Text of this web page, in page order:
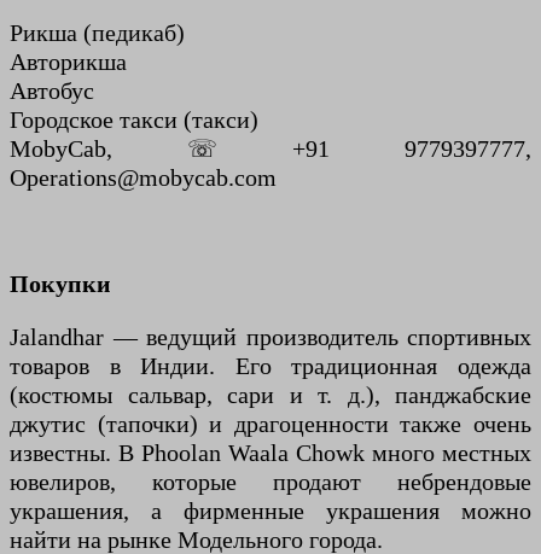
Рикша (педикаб)
Авторикша
Автобус
Городское такси (такси)
MobyCab, ☏ +91 9779397777,
Operations@mobycab.com
Покупки
Jalandhar — ведущий производитель спортивных
товаров в Индии. Его традиционная одежда
(костюмы сальвар, сари и т. д.), панджабские
джутис (тапочки) и драгоценности также очень
известны. В Phoolan Waala Chowk много местных
ювелиров, которые продают небрендовые
украшения, а фирменные украшения можно
найти на рынке Модельного города.